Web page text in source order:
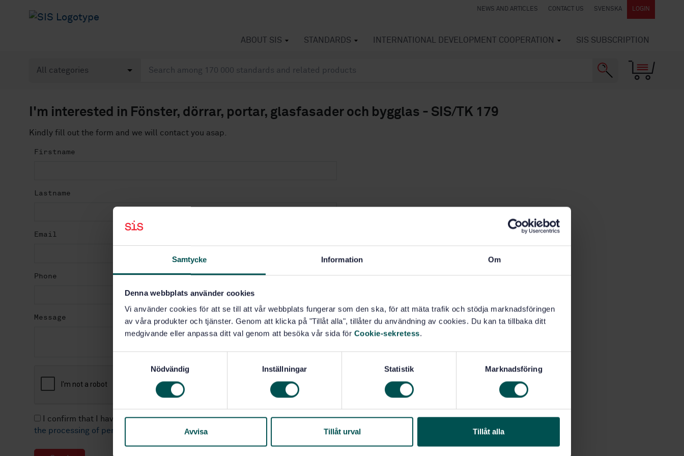
Samtycke Information Om
Denna webbplats använder cookies
Vi använder cookies för att se till att vår webbplats fungerar som den ska, för att mäta trafik och stödja marknadsföringen
av våra produkter och tjänster. Genom att klicka på "Tillåt alla", tillåter du användning av cookies. Du kan ta tillbaka ditt
medgivande eller anpassa ditt val genom att besöka vår sida för Cookie-sekretess.
c
k
Nödvändig Inställningar Statistik Marknadsföring
Avvisa Tillåt urval Tillåt alla
NEWS AND ARTICLES CONTACT US SVENSKA LOGIN
ABOUT SIS STANDARDS INTERNATIONAL DEVELOPMENT COOPERATION SIS SUBSCRIPTION
I'm interested in Fönster, dörrar, portar, glasfasader och bygglas - SIS/TK 179
Kindly fill out the form and we will contact you asap.
Firstname
Lastname
Email
Phone
Message
I confirm that I have been informed of and taken note of the SIS Guidelines for
the processing of personal data.